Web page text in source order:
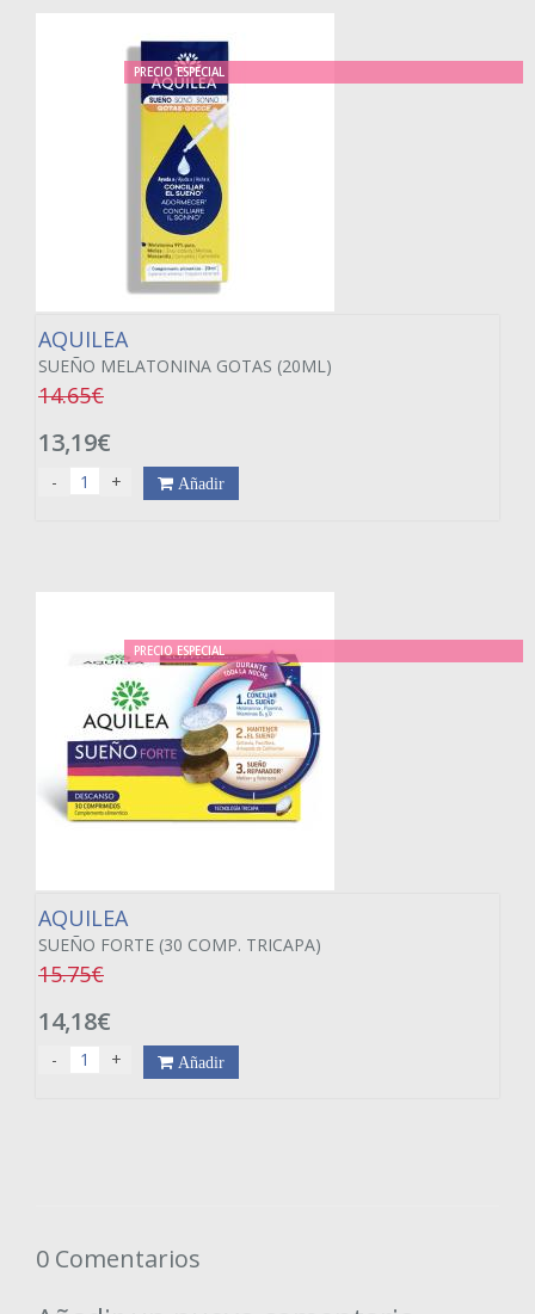
PRECIO ESPECIAL
AQUILEA
SUEÑO MELATONINA GOTAS (20ML)
14.65€
13,19€
- + Añadir
PRECIO ESPECIAL
AQUILEA
SUEÑO FORTE (30 COMP. TRICAPA)
15.75€
14,18€
- + Añadir
0 Comentarios